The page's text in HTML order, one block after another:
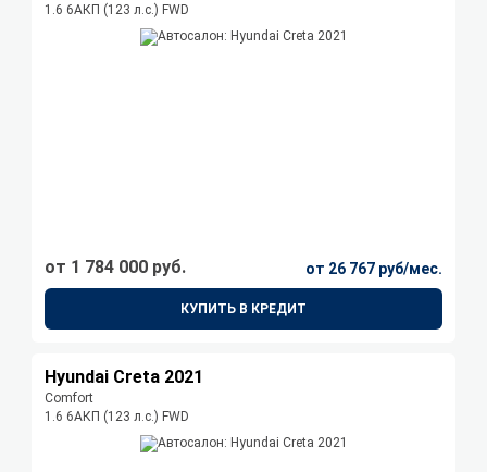
1.6 6AКП (123 л.с.) FWD
от 1 784 000 руб. от 26 767 руб/мес.
КУПИТЬ В КРЕДИТ
Hyundai Creta 2021
Comfort
1.6 6AКП (123 л.с.) FWD